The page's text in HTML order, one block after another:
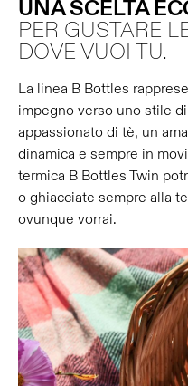
UNA SCELTA
PER GUSTARE
DOVE VUOI TU.
La linea B Bottles
impegno verso uno stile
appassionato di tè, un
dinamica e sempre in
termica B Bottles Twin
o ghiacciate sempre alla
ovunque vorrai.